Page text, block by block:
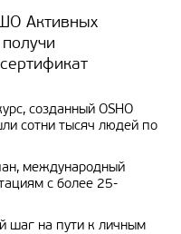
Активных
созданный OSHO
сотни тысяч людей по
международный
с более 25-
шаг на пути к личным